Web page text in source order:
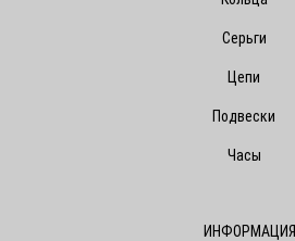
Серьги
Цепи
Подвески
Часы
ИНФОРМАЦИЯ